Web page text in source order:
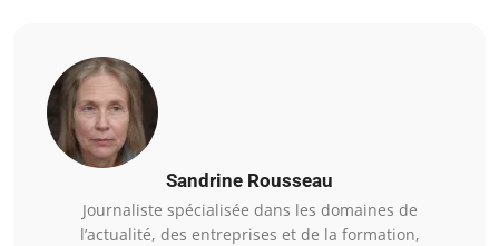
Sandrine Rousseau
Journaliste spécialisée dans les domaines de
l’actualité, des entreprises et de la formation,